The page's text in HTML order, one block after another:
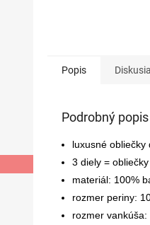
Popis Diskusia
Podrobný popis
luxusné obliečky
3 diely =
materiál: 100%
rozmer periny:
rozmer vankúša: